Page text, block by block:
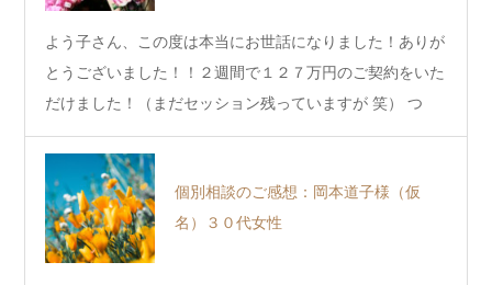
よう子さん、この度は本当にお世話になりました！ありが
とうございました！！２週間で１２７万円のご契約をいた
だけました！（まだセッション残っていますが 笑） つ
い…
個別相談のご感想：岡本道子様（仮
名）３０代女性